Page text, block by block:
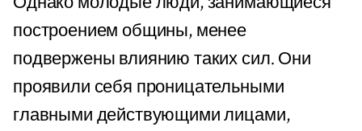
построением общины, менее
подвержены влиянию таких сил. Они
проявили себя проницательными
главными действующими лицами,